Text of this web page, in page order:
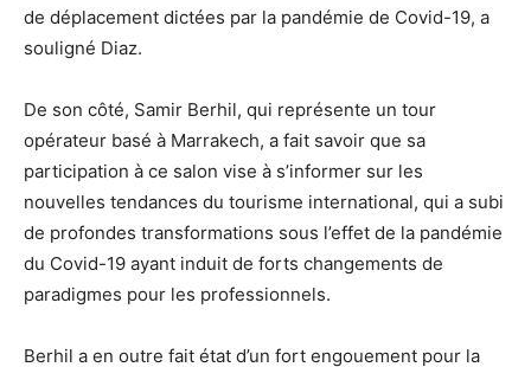
de déplacement dictées par la pandémie de Covid-19, a
souligné Diaz.
De son côté, Samir Berhil, qui représente un tour
opérateur basé à Marrakech, a fait savoir que sa
participation à ce salon vise à s’informer sur les
nouvelles tendances du tourisme international, qui a subi
de profondes transformations sous l’effet de la pandémie
du Covid-19 ayant induit de forts changements de
paradigmes pour les professionnels.
Berhil a en outre fait état d’un fort engouement pour la